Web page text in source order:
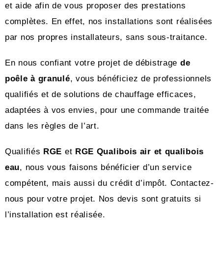
et aide afin de vous proposer des prestations
complètes. En effet, nos installations sont réalisées
par nos propres installateurs, sans sous-traitance.
En nous confiant votre projet de débistrage de
poêle à granulé, vous bénéficiez de professionnels
qualifiés et de solutions de chauffage efficaces,
adaptées à vos envies, pour une commande traitée
dans les règles de l’art.
Qualifiés RGE et RGE Qualibois air et qualibois
eau, nous vous faisons bénéficier d’un service
compétent, mais aussi du crédit d’impôt. Contactez-
nous pour votre projet. Nos devis sont gratuits si
l’installation est réalisée.